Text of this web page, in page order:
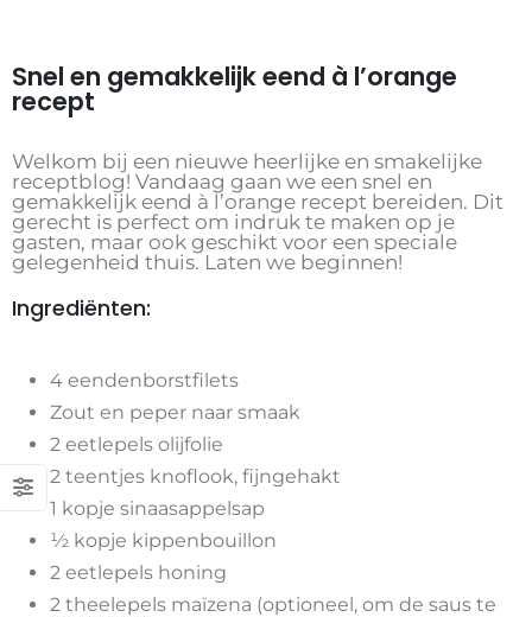
Snel en gemakkelijk eend à l’orange
recept
Welkom bij een nieuwe heerlijke en smakelijke
receptblog! Vandaag gaan we een snel en
gemakkelijk eend à l’orange recept bereiden. Dit
gerecht is perfect om indruk te maken op je
gasten, maar ook geschikt voor een speciale
gelegenheid thuis. Laten we beginnen!
Ingrediënten:
4 eendenborstfilets
Zout en peper naar smaak
2 eetlepels olijfolie
2 teentjes knoflook, fijngehakt
1 kopje sinaasappelsap
½ kopje kippenbouillon
2 eetlepels honing
2 theelepels maïzena (optioneel, om de saus te